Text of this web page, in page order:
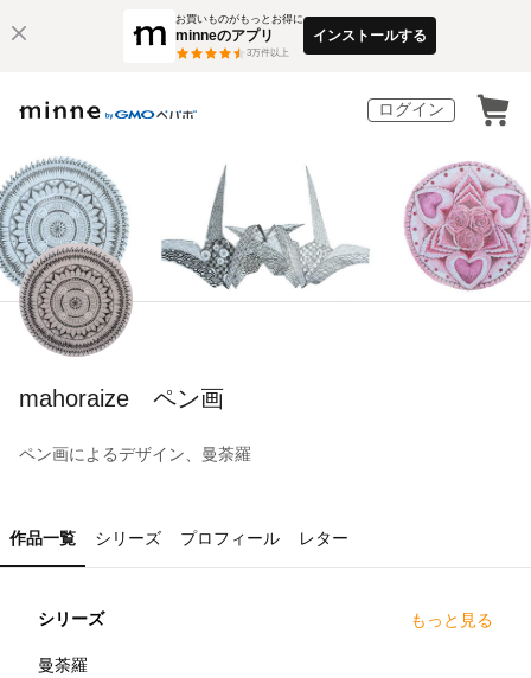
お買いものがもっとお得に
minneのアプリ
3万件以上
インストールする
ログイン
mahoraize ペン画
ペン画によるデザイン、曼荼羅
作品一覧 シリーズ プロフィール レター
シリーズ もっと見る
曼荼羅